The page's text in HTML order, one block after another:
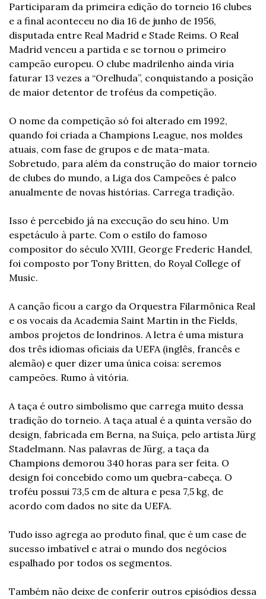
Participaram da primeira edição do torneio 16 clubes
e a final aconteceu no dia 16 de junho de 1956,
disputada entre Real Madrid e Stade Reims. O Real
Madrid venceu a partida e se tornou o primeiro
campeão europeu. O clube madrilenho ainda viria
faturar 13 vezes a “Orelhuda”, conquistando a posição
de maior detentor de troféus da competição.
O nome da competição só foi alterado em 1992,
quando foi criada a Champions League, nos moldes
atuais, com fase de grupos e de mata-mata.
Sobretudo, para além da construção do maior torneio
de clubes do mundo, a Liga dos Campeões é palco
anualmente de novas histórias. Carrega tradição.
Isso é percebido já na execução do seu hino. Um
espetáculo à parte. Com o estilo do famoso
compositor do século XVIII, George Frederic Handel,
foi composto por Tony Britten, do Royal College of
Music.
A canção ficou a cargo da Orquestra Filarmônica Real
e os vocais da Academia Saint Martin in the Fields,
ambos projetos de londrinos. A letra é uma mistura
dos três idiomas oficiais da UEFA (inglês, francês e
alemão) e quer dizer uma única coisa: seremos
campeões. Rumo à vitória.
A taça é outro simbolismo que carrega muito dessa
tradição do torneio. A taça atual é a quinta versão do
design, fabricada em Berna, na Suíça, pelo artista Jürg
Stadelmann. Nas palavras de Jürg, a taça da
Champions demorou 340 horas para ser feita. O
design foi concebido como um quebra-cabeça. O
troféu possui 73,5 cm de altura e pesa 7,5 kg, de
acordo com dados no site da UEFA.
Tudo isso agrega ao produto final, que é um case de
sucesso imbatível e atrai o mundo dos negócios
espalhado por todos os segmentos.
Também não deixe de conferir outros episódios dessa